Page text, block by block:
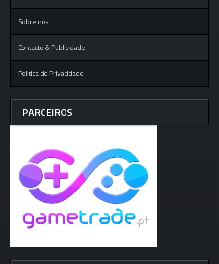
Sobre nós
Contacto & Publicidade
Politica de Privacidade
PARCEIROS